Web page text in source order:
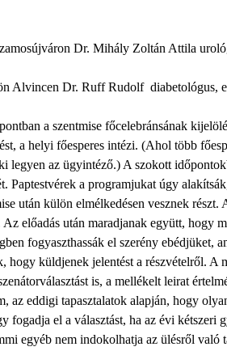
Dr. Mihály Zoltán Attila
Alvincen Dr. Ruff Rudolf diabetológus,
a szentmise főcelebránsának
a helyi főesperes intézi. (Ahol több
legyen az ügyintéző.) A szokott
Paptestvérek a programjukat úgy
után külön elmélkedésen vesznek
Az előadás után maradjanak együtt, hogy
fogyaszthassák el szerény ebédjüket,
hogy küldjenek jelentést a részvételről. A
is, a mellékelt leirat
az eddigi tapasztalatok alapján, hogy
fogadja el a választást, ha az évi kétszeri
egyéb nem indokolhatja az ülésről való